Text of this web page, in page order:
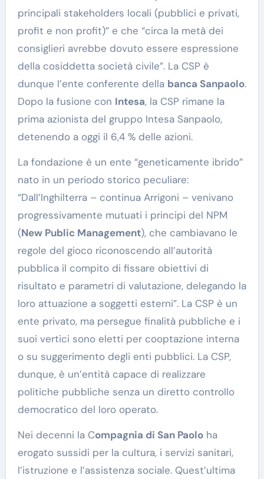
principali stakeholders locali (pubblici e privati,
profit e non profit)” e che “circa la metà dei
consiglieri avrebbe dovuto essere espressione
della cosiddetta società civile”. La CSP è
dunque l’ente conferente della banca Sanpaolo.
Dopo la fusione con Intesa, la CSP rimane la
prima azionista del gruppo Intesa Sanpaolo,
detenendo a oggi il 6,4 % delle azioni.
La fondazione è un ente “geneticamente ibrido”
nato in un periodo storico peculiare:
“Dall’Inghilterra – continua Arrigoni – venivano
progressivamente mutuati i principi del NPM
(New Public Management), che cambiavano le
regole del gioco riconoscendo all’autorità
pubblica il compito di fissare obiettivi di
risultato e parametri di valutazione, delegando la
loro attuazione a soggetti esterni”. La CSP è un
ente privato, ma persegue finalità pubbliche e i
suoi vertici sono eletti per cooptazione interna
o su suggerimento degli enti pubblici. La CSP,
dunque, è un’entità capace di realizzare
politiche pubbliche senza un diretto controllo
democratico del loro operato.
Nei decenni la Compagnia di San Paoloha
erogato sussidi per la cultura, i servizi sanitari,
l’istruzione e l’assistenza sociale. Quest’ultima